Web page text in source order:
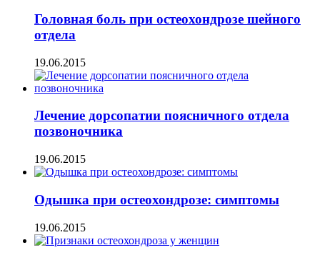
Головная боль при остеохондрозе шейного
отдела
19.06.2015
Лечение дорсопатии поясничного отдела
позвоночника
19.06.2015
Одышка при остеохондрозе: симптомы
19.06.2015